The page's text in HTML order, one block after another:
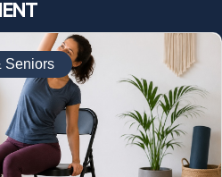
Seniors